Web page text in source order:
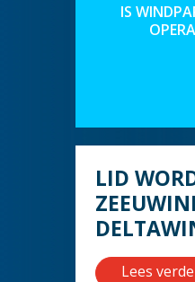
IS
LID
Lees